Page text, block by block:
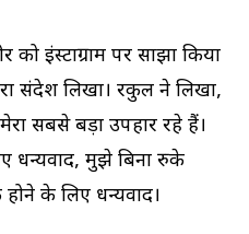
इंस्टाग्राम पर साझा किया
संदेश लिखा। रकुल ने लिखा,
सबसे बड़ा उपहार रहे हैं।
धन्यवाद, मुझे बिना रुके
के लिए धन्यवाद।